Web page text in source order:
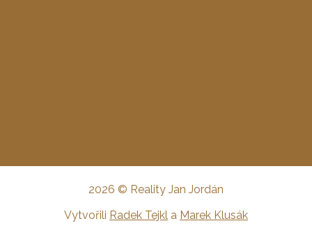
2026 © Reality Jan Jordán
Vytvořili Radek Tejkl a Marek Klusák